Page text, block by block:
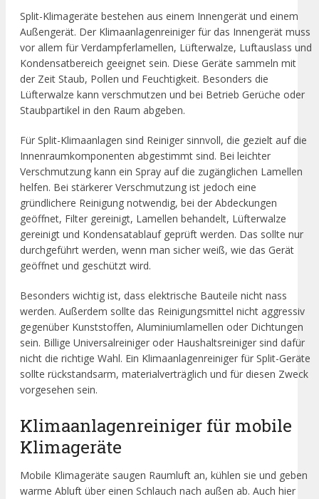
Split-Klimageräte bestehen aus einem Innengerät und einem
Außengerät. Der Klimaanlagenreiniger für das Innengerät muss
vor allem für Verdampferlamellen, Lüfterwalze, Luftauslass und
Kondensatbereich geeignet sein. Diese Geräte sammeln mit
der Zeit Staub, Pollen und Feuchtigkeit. Besonders die
Lüfterwalze kann verschmutzen und bei Betrieb Gerüche oder
Staubpartikel in den Raum abgeben.
Für Split-Klimaanlagen sind Reiniger sinnvoll, die gezielt auf die
Innenraumkomponenten abgestimmt sind. Bei leichter
Verschmutzung kann ein Spray auf die zugänglichen Lamellen
helfen. Bei stärkerer Verschmutzung ist jedoch eine
gründlichere Reinigung notwendig, bei der Abdeckungen
geöffnet, Filter gereinigt, Lamellen behandelt, Lüfterwalze
gereinigt und Kondensatablauf geprüft werden. Das sollte nur
durchgeführt werden, wenn man sicher weiß, wie das Gerät
geöffnet und geschützt wird.
Besonders wichtig ist, dass elektrische Bauteile nicht nass
werden. Außerdem sollte das Reinigungsmittel nicht aggressiv
gegenüber Kunststoffen, Aluminiumlamellen oder Dichtungen
sein. Billige Universalreiniger oder Haushaltsreiniger sind dafür
nicht die richtige Wahl. Ein Klimaanlagenreiniger für Split-Geräte
sollte rückstandsarm, materialverträglich und für diesen Zweck
vorgesehen sein.
Klimaanlagenreiniger für mobile
Klimageräte
Mobile Klimageräte saugen Raumluft an, kühlen sie und geben
warme Abluft über einen Schlauch nach außen ab. Auch hier